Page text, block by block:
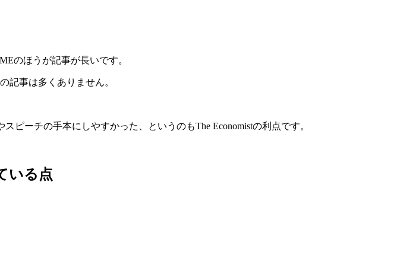
のほうが記事が長いです。
記事は多くありません。
ピーチの手本にしやすかった、というのもThe Economistの利点です。
いる点